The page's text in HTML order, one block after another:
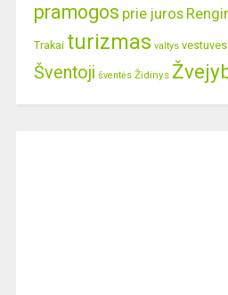
pramogos prie juros
Trakai turizmas valtys vestuves
Šventoji šventės Židinys